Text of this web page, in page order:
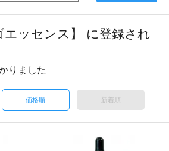
エッセンス】 に登録され
りました
価格順 新着順